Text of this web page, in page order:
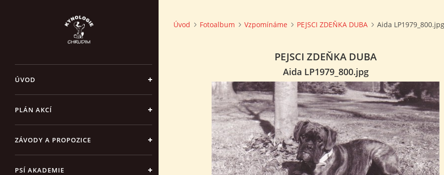
ÚVOD
PLÁN AKCÍ
ZÁVODY A PROPOZICE
PSÍ AKADEMIE
Úvod Fotoalbum Vzpomínáme PEJSCI ZDEŇKA DUBA Aida LP1979_800.jpg
PEJSCI ZDEŇKA DUBA
Aida LP1979_800.jpg